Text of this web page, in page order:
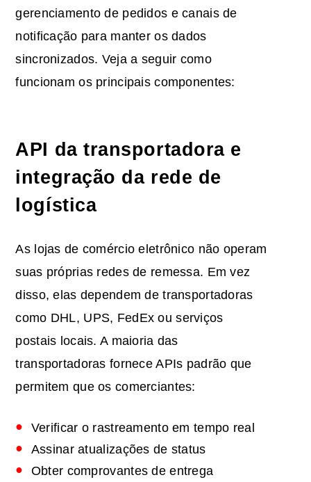
gerenciamento de pedidos e canais de
notificação para manter os dados
sincronizados. Veja a seguir como
funcionam os principais componentes:
API da transportadora e
integração da rede de
logística
As lojas de comércio eletrônico não operam
suas próprias redes de remessa. Em vez
disso, elas dependem de transportadoras
como DHL, UPS, FedEx ou serviços
postais locais. A maioria das
transportadoras fornece APIs padrão que
permitem que os comerciantes:
Verificar o rastreamento em tempo real
Assinar atualizações de status
Obter comprovantes de entrega